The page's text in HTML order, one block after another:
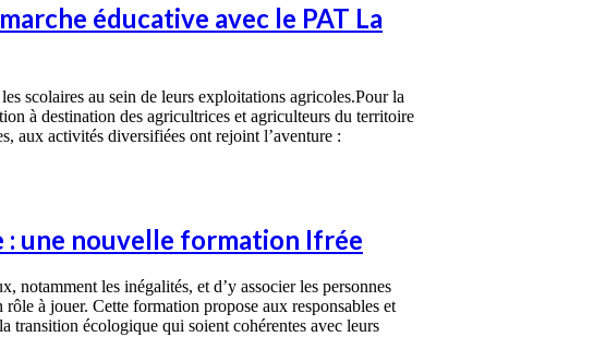
éducative avec le PAT La
scolaires au sein de leurs exploitations agricoles.Pour la
à destination des agricultrices et agriculteurs du territoire
aux activités diversifiées ont rejoint l’aventure :
une nouvelle formation Ifrée
notamment les inégalités, et d’y associer les personnes
à jouer. Cette formation propose aux responsables et
transition écologique qui soient cohérentes avec leurs